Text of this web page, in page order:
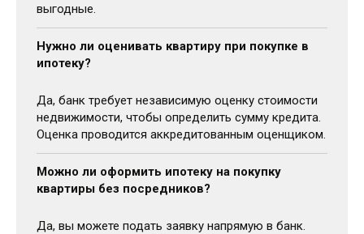
выгодные.
Нужно ли оценивать квартиру при покупке в
ипотеку?
Да, банк требует независимую оценку стоимости
недвижимости, чтобы определить сумму кредита.
Оценка проводится аккредитованным оценщиком.
Можно ли оформить ипотеку на покупку
квартиры без посредников?
Да, вы можете подать заявку напрямую в банк.